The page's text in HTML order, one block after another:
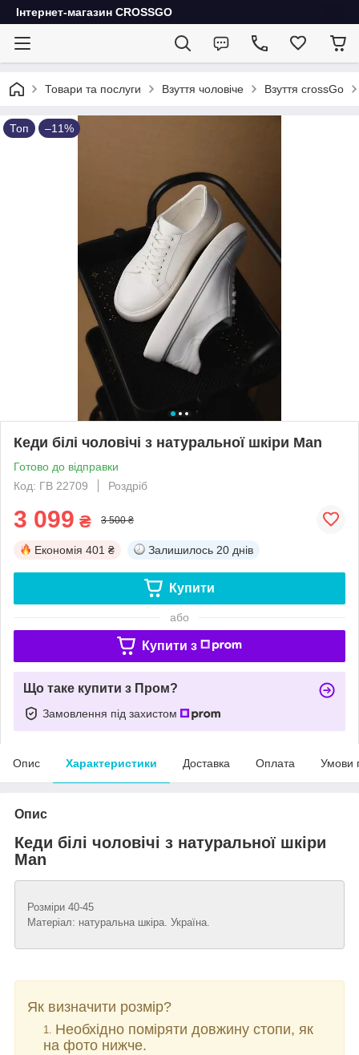
Інтернет-магазин CROSSGO
Товари та послуги Взуття чоловіче Взуття crossGo
Топ –11%
Кеди білі чоловічі з натуральної шкіри Man
Готово до відправки
Код: ГВ 22709
Роздріб
3 099 ₴ 3 500 ₴
Економія 401 ₴ Залишилось 20 днів
Купити
або
Купити з
Що таке купити з Пром?
Замовлення під захистом
Опис Характеристики Доставка Оплата Умови
Опис
Кеди білі чоловічі з натуральної шкіри
Man
Розміри 40-45
Матеріал: натуральна шкіра. Україна.
Як визначити розмір?
Необхідно поміряти довжину стопи, як
на фото нижче.